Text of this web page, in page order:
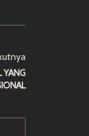
YANG